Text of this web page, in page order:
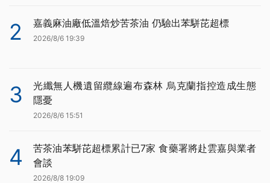
2 嘉義麻油廠低溫焙炒苦茶油 仍驗出苯駢芘超標
2026/8/6 19:39
3
光纖無人機遺留纜線遍布森林 烏克蘭指控造成生態
隱憂
2026/8/6 15:51
4
苦茶油苯駢芘超標累計已7家 食藥署將赴雲嘉與業者
會談
2026/8/8 19:09